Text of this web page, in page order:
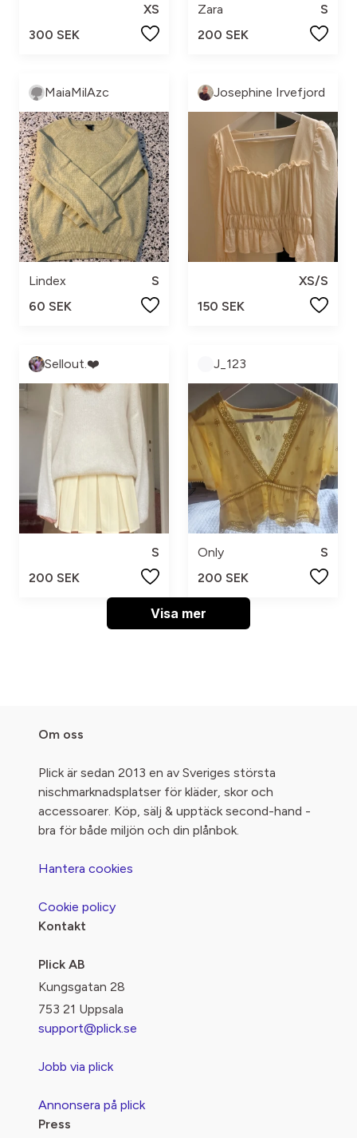
XS
300 SEK
Zara
S
200 SEK
MaiaMilAzc
Lindex
S
60 SEK
Josephine Irvefjord
XS/S
150 SEK
Sellout.❤️
S
200 SEK
J_123
Only
S
200 SEK
Visa mer
Om oss
Plick är sedan 2013 en av Sveriges största
nischmarknadsplatser för kläder, skor och
accessoarer. Köp, sälj & upptäck second-hand -
bra för både miljön och din plånbok.
Hantera cookies
Cookie policy
Kontakt
Plick AB
Kungsgatan 28
753 21 Uppsala
support@plick.se
Jobb via plick
Annonsera på plick
Press